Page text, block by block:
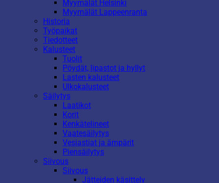
Myymälät Helsinki
Myymälät Lappeenranta
Historia
Työpaikat
Tiedotteet
Kalusteet
Tuolit
Pöydät, lipastot ja hyllyt
Lasten kalusteet
Ulkokalusteet
Säilytys
Laatikot
Korit
Kenkätelineet
Vaatesäilytys
Vesiastiat ja ämpärit
Piensäilytys
Siivous
Siivous
Jätteiden käsittely